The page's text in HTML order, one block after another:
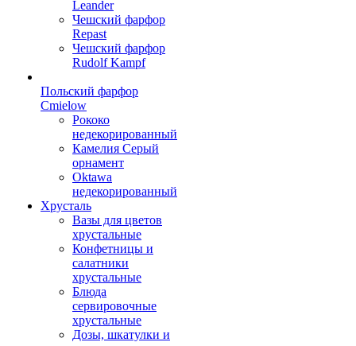
Leander
Чешский фарфор
Repast
Чешский фарфор
Rudolf Kampf
Польский фарфор
Сmielow
Рококо
недекорированный
Камелия Серый
орнамент
Oktawa
недекорированный
Хрусталь
Вазы для цветов
хрустальные
Конфетницы и
салатники
хрустальные
Блюда
сервировочные
хрустальные
Дозы, шкатулки и